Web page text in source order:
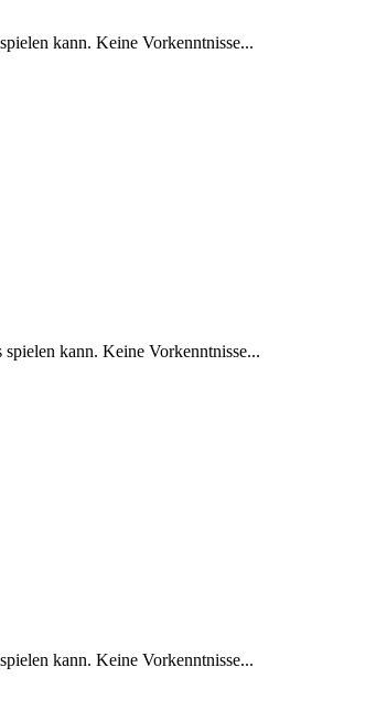
kann. Keine Vorkenntnisse...
kann. Keine Vorkenntnisse...
kann. Keine Vorkenntnisse...